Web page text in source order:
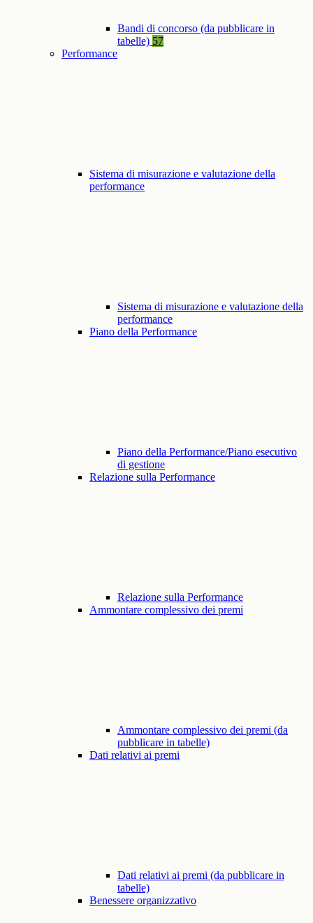
Bandi di concorso (da pubblicare in
tabelle) 57
Performance
Sistema di misurazione e valutazione della
performance
Sistema di misurazione e valutazione della
performance
Piano della Performance
Piano della Performance/Piano esecutivo
di gestione
Relazione sulla Performance
Relazione sulla Performance
Ammontare complessivo dei premi
Ammontare complessivo dei premi (da
pubblicare in tabelle)
Dati relativi ai premi
Dati relativi ai premi (da pubblicare in
tabelle)
Benessere organizzativo